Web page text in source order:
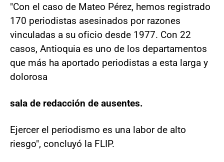
"Con el caso de Mateo Pérez, hemos registrado
170 periodistas asesinados por razones
vinculadas a su oficio desde 1977. Con 22
casos, Antioquia es uno de los departamentos
que más ha aportado periodistas a esta larga y
dolorosa
sala de redacción de ausentes.
Ejercer el periodismo es una labor de alto
riesgo", concluyó la FLIP.